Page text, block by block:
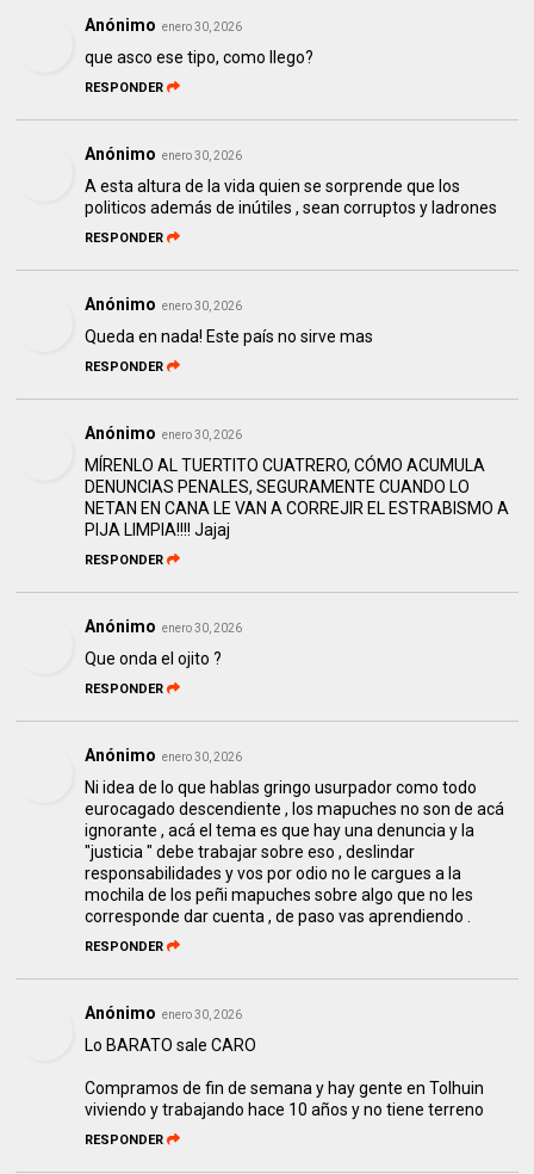
Anónimo enero 30, 2026
que asco ese tipo, como llego?
RESPONDER
Anónimo enero 30, 2026
A esta altura de la vida quien se sorprende que los
politicos además de inútiles , sean corruptos y ladrones
RESPONDER
Anónimo enero 30, 2026
Queda en nada! Este país no sirve mas
RESPONDER
Anónimo enero 30, 2026
MÍRENLO AL TUERTITO CUATRERO, CÓMO ACUMULA
DENUNCIAS PENALES, SEGURAMENTE CUANDO LO
NETAN EN CANA LE VAN A CORREJIR EL ESTRABISMO A
PIJA LIMPIA!!!! Jajaj
RESPONDER
Anónimo enero 30, 2026
Que onda el ojito ?
RESPONDER
Anónimo enero 30, 2026
Ni idea de lo que hablas gringo usurpador como todo
eurocagado descendiente , los mapuches no son de acá
ignorante , acá el tema es que hay una denuncia y la
"justicia " debe trabajar sobre eso , deslindar
responsabilidades y vos por odio no le cargues a la
mochila de los peñi mapuches sobre algo que no les
corresponde dar cuenta , de paso vas aprendiendo .
RESPONDER
Anónimo enero 30, 2026
Lo BARATO sale CARO
Compramos de fin de semana y hay gente en Tolhuin
viviendo y trabajando hace 10 años y no tiene terreno
RESPONDER